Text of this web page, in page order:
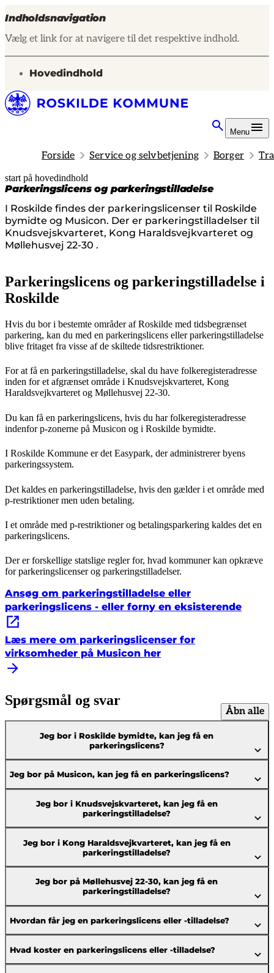
Indholdsnavigation
Vælg et link for at navigere til det respektive indhold.
gå til
Hovedindhold
Menu
Forside Service og selvbetjening Borger
start på hovedindhold
Parkeringslicens og parkeringstilladelse
I Roskilde findes der parkeringslicenser til Roskilde
bymidte og Musicon. Der er parkeringstilladelser til
Knudsvejskvarteret, Kong Haraldsvejkvarteret og
Møllehusvej 22-30 .
senest opdateret 17. juni 2026
Parkeringslicens og parkeringstilladelse i
Roskilde
Hvis du bor i bestemte områder af Roskilde med tidsbegrænset
parkering, kan du med en parkeringslicens eller parkeringstilladelse
blive fritaget fra visse af de skiltede tidsrestriktioner.
For at få en parkeringstilladelse, skal du have folkeregisteradresse
inden for et afgrænset område i Knudsvejskvarteret, Kong
Haraldsvejkvarteret og Møllehusvej 22-30.
Du kan få en parkeringslicens, hvis du har folkeregisteradresse
indenfor p-zonerne på Musicon og i Roskilde bymidte.
I Roskilde Kommune er det Easypark, der administrerer byens
parkeringssystem.
Det kaldes en parkeringstilladelse, hvis den gælder i et område med
p-restriktioner men uden betaling.
I et område med p-restriktioner og betalingsparkering kaldes det en
parkeringslicens.
Der er forskellige statslige regler for, hvad kommuner kan opkræve
for parkeringslicenser og parkeringstilladelser.
Ansøg om parkeringstilladelse eller
parkeringslicens - eller forny en eksisterende
Læs mere om parkeringslicenser for
virksomheder på Musicon her
Spørgsmål og svar
Åbn alle
Jeg bor i Roskilde bymidte, kan jeg få en
parkeringslicens?
Jeg bor på Musicon, kan jeg få en parkeringslicens?
Jeg bor i Knudsvejskvarteret, kan jeg få en
parkeringstilladelse?
Jeg bor i Kong Haraldsvejkvarteret, kan jeg få en
parkeringstilladelse?
Jeg bor på Møllehusvej 22-30, kan jeg få en
parkeringstilladelse?
Hvordan får jeg en parkeringslicens eller -tilladelse?
Hvad koster en parkeringslicens eller -tilladelse?